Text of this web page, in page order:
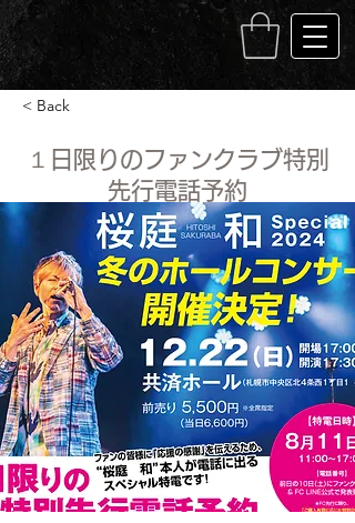
< Back
１日限りのファンクラブ特別
先行電話予約